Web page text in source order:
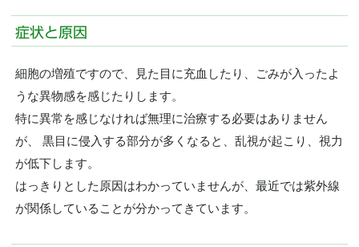
症状と原因
細胞の増殖ですので、見た目に充血したり、ごみが入ったよ
うな異物感を感じたりします。
特に異常を感じなければ無理に治療する必要はありません
が、 黒目に侵入する部分が多くなると、乱視が起こり、視力
が低下します。
はっきりとした原因はわかっていませんが、最近では紫外線
が関係していることが分かってきています。